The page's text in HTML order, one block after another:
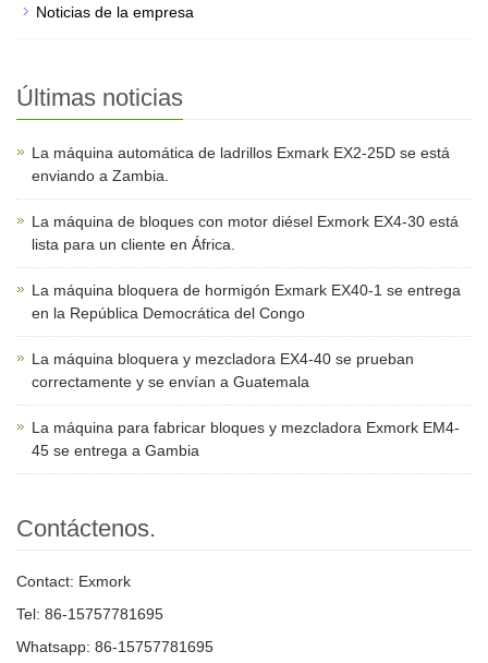
Noticias de la empresa
Últimas noticias
La máquina automática de ladrillos Exmark EX2-25D se está
enviando a Zambia.
La máquina de bloques con motor diésel Exmork EX4-30 está
lista para un cliente en África.
La máquina bloquera de hormigón Exmark EX40-1 se entrega
en la República Democrática del Congo
La máquina bloquera y mezcladora EX4-40 se prueban
correctamente y se envían a Guatemala
La máquina para fabricar bloques y mezcladora Exmork EM4-
45 se entrega a Gambia
Contáctenos.
Contact: Exmork
Tel: 86-15757781695
Whatsapp: 86-15757781695